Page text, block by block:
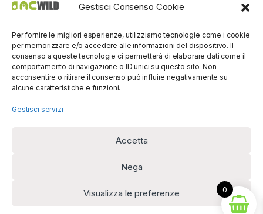
Gestisci Consenso Cookie
Per fornire le migliori esperienze, utilizziamo tecnologie come i cookie
per memorizzare e/o accedere alle informazioni del dispositivo. Il
consenso a queste tecnologie ci permetterà di elaborare dati come il
comportamento di navigazione o ID unici su questo sito. Non
acconsentire o ritirare il consenso può influire negativamente su
alcune caratteristiche e funzioni.
Gestisci servizi
Accetta
Nega
Visualizza le preferenze
disponibili!
(0039) 091
5607514
0